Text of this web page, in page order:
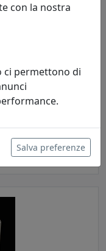
HOME, COD
224,00 €
con la nostra
ci permettono di
Salva preferenze